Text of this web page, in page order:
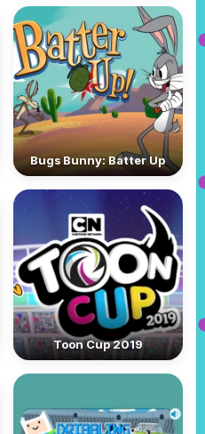
Bugs Bunny: Batter Up
Toon Cup 2019